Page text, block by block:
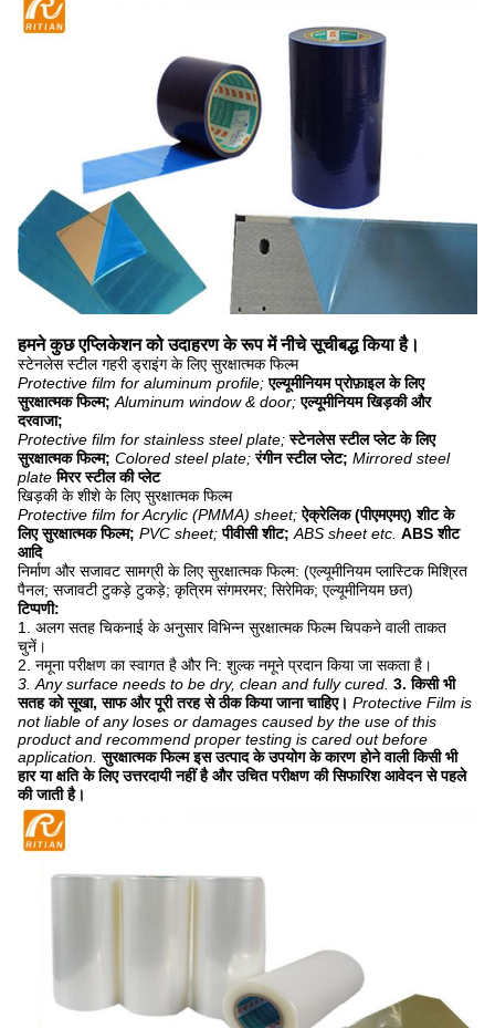
हमने कुछ एप्लिकेशन को उदाहरण के रूप में नीचे सूचीबद्ध किया है।
स्टेनलेस स्टील गहरी ड्राइंग के लिए सुरक्षात्मक फिल्म
Protective film for aluminum profile; एल्यूमीनियम प्रोफ़ाइल के लिए
सुरक्षात्मक फिल्म; Aluminum window & door; एल्यूमीनियम खिड़की और
दरवाजा;
Protective film for stainless steel plate; स्टेनलेस स्टील प्लेट के लिए
सुरक्षात्मक फिल्म; Colored steel plate; रंगीन स्टील प्लेट; Mirrored steel
plate मिरर स्टील की प्लेट
खिड़की के शीशे के लिए सुरक्षात्मक फिल्म
Protective film for Acrylic (PMMA) sheet; ऐक्रेलिक (पीएमएमए) शीट के
लिए सुरक्षात्मक फिल्म; PVC sheet; पीवीसी शीट; ABS sheet etc. ABS शीट
आदि
निर्माण और सजावट सामग्री के लिए सुरक्षात्मक फिल्म: (एल्यूमीनियम प्लास्टिक मिश्रित
पैनल; सजावटी टुकड़े टुकड़े; कृत्रिम संगमरमर; सिरेमिक; एल्यूमीनियम छत)
टिप्पणी:
1. अलग सतह चिकनाई के अनुसार विभिन्न सुरक्षात्मक फिल्म चिपकने वाली ताकत
चुनें।
2. नमूना परीक्षण का स्वागत है और नि: शुल्क नमूने प्रदान किया जा सकता है।
3. Any surface needs to be dry, clean and fully cured. 3. किसी भी
सतह को सूखा, साफ और पूरी तरह से ठीक किया जाना चाहिए। Protective Film is
not liable of any loses or damages caused by the use of this
product and recommend proper testing is cared out before
application. सुरक्षात्मक फिल्म इस उत्पाद के उपयोग के कारण होने वाली किसी भी
हार या क्षति के लिए उत्तरदायी नहीं है और उचित परीक्षण की सिफारिश आवेदन से पहले
की जाती है।